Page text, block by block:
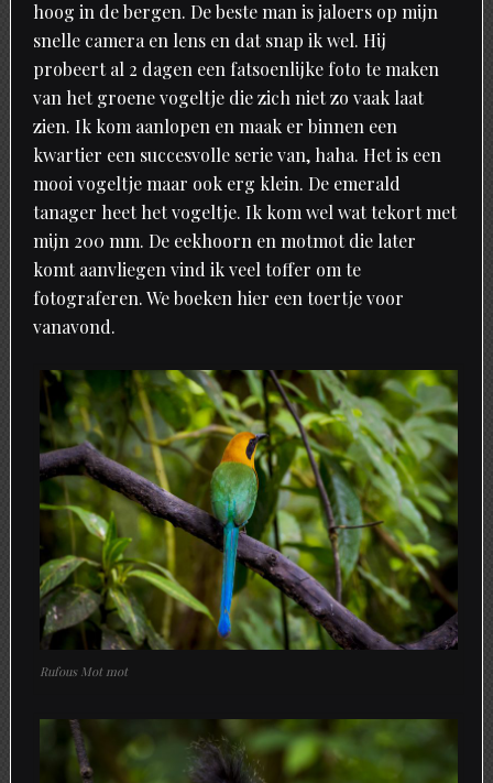
hoog in de bergen. De beste man is jaloers op mijn
snelle camera en lens en dat snap ik wel. Hij
probeert al 2 dagen een fatsoenlijke foto te maken
van het groene vogeltje die zich niet zo vaak laat
zien. Ik kom aanlopen en maak er binnen een
kwartier een succesvolle serie van, haha. Het is een
mooi vogeltje maar ook erg klein. De emerald
tanager heet het vogeltje. Ik kom wel wat tekort met
mijn 200 mm. De eekhoorn en motmot die later
komt aanvliegen vind ik veel toffer om te
fotograferen. We boeken hier een toertje voor
vanavond.
Rufous Mot mot